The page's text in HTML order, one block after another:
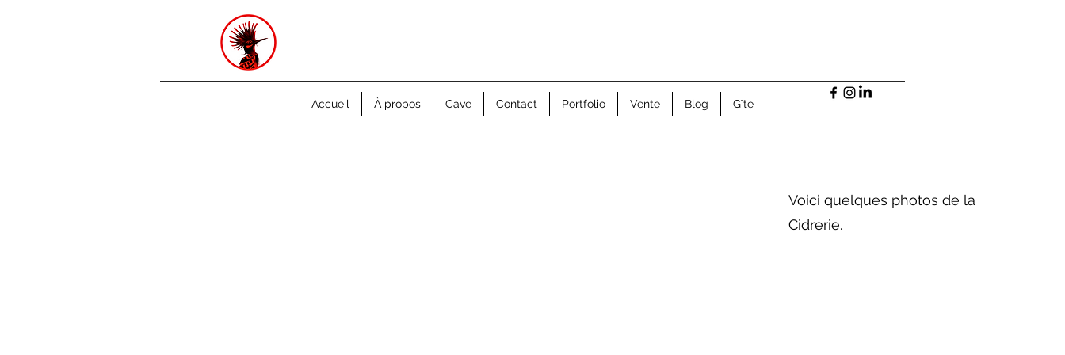
Accueil À propos Cave Contact Portfolio Vente Blog Gîte
Voici quelques photos de la
Cidrerie.